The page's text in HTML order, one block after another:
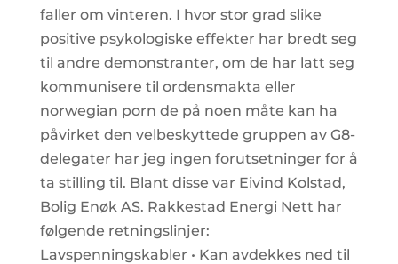
faller om vinteren. I hvor stor grad slike
positive psykologiske effekter har bredt seg
til andre demonstranter, om de har latt seg
kommunisere til ordensmakta eller
norwegian porn de på noen måte kan ha
påvirket den velbeskyttede gruppen av G8-
delegater har jeg ingen forutsetninger for å
ta stilling til. Blant disse var Eivind Kolstad,
Bolig Enøk AS. Rakkestad Energi Nett har
følgende retningslinjer:
Lavspenningskabler • Kan avdekkes ned til